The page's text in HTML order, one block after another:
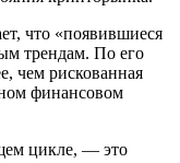
что «появившиеся
трендам. По его
чем рискованная
финансовом
цикле, — это